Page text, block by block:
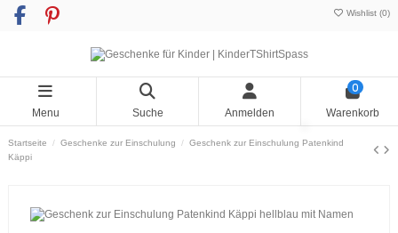
Wishlist (0)
Menu Suche Anmelden
0
Warenkorb
Startseite Geschenke zur Einschulung
Geschenk zur Einschulung Patenkind
Käppi